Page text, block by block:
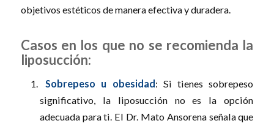
objetivos estéticos de manera efectiva y duradera.
Casos en los que no se recomienda la
liposucción:
Sobrepeso u obesidad : Si tienes sobrepeso
significativo, la liposucción no es la opción
adecuada para ti. El Dr. Mato Ansorena señala que